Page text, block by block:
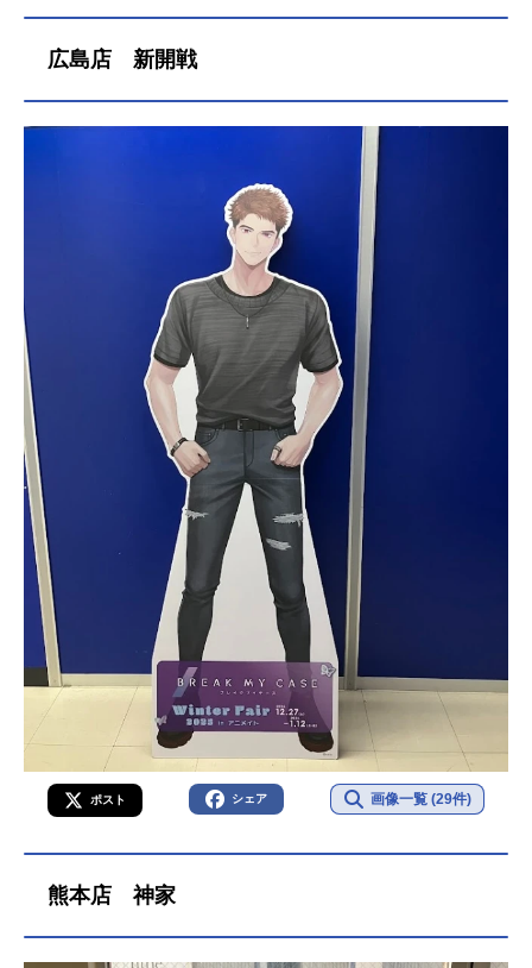
広島店 新開戦
ポスト シェア 画像一覧 (29件)
熊本店 神家